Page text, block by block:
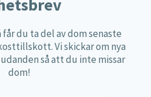
du ta del av dom senaste
Vi skickar om nya
så att du inte missar
dom!